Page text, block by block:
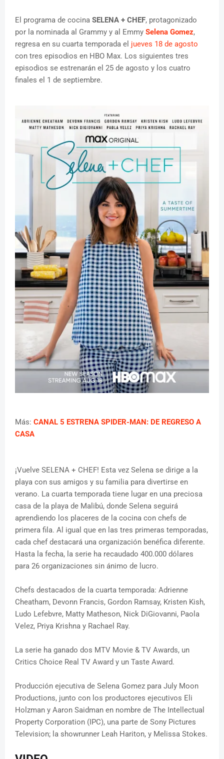
El programa de cocina SELENA + CHEF, protagonizado
por la nominada al Grammy y al Emmy Selena Gomez,
regresa en su cuarta temporada el jueves 18 de agosto
con tres episodios en HBO Max. Los siguientes tres
episodios se estrenarán el 25 de agosto y los cuatro
finales el 1 de septiembre.
Más: CANAL 5 ESTRENA SPIDER-MAN: DE REGRESO A
CASA
¡Vuelve SELENA + CHEF! Esta vez Selena se dirige a la
playa con sus amigos y su familia para divertirse en
verano. La cuarta temporada tiene lugar en una preciosa
casa de la playa de Malibú, donde Selena seguirá
aprendiendo los placeres de la cocina con chefs de
primera fila. Al igual que en las tres primeras temporadas,
cada chef destacará una organización benéfica diferente.
Hasta la fecha, la serie ha recaudado 400.000 dólares
para 26 organizaciones sin ánimo de lucro.
Chefs destacados de la cuarta temporada: Adrienne
Cheatham, Devonn Francis, Gordon Ramsay, Kristen Kish,
Ludo Lefebvre, Matty Matheson, Nick DiGiovanni, Paola
Velez, Priya Krishna y Rachael Ray.
La serie ha ganado dos MTV Movie & TV Awards, un
Critics Choice Real TV Award y un Taste Award.
Producción ejecutiva de Selena Gomez para July Moon
Productions, junto con los productores ejecutivos Eli
Holzman y Aaron Saidman en nombre de The Intellectual
Property Corporation (IPC), una parte de Sony Pictures
Television; la showrunner Leah Hariton, y Melissa Stokes.